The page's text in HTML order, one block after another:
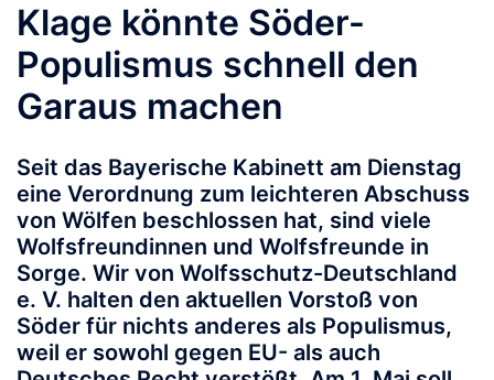
Klage könnte Söder-
Populismus schnell den
Garaus machen
Seit das Bayerische Kabinett am Dienstag
eine Verordnung zum leichteren Abschuss
von Wölfen beschlossen hat, sind viele
Wolfsfreundinnen und Wolfsfreunde in
Sorge. Wir von Wolfsschutz-Deutschland
e. V. halten den aktuellen Vorstoß von
Söder für nichts anderes als Populismus,
weil er sowohl gegen EU- als auch